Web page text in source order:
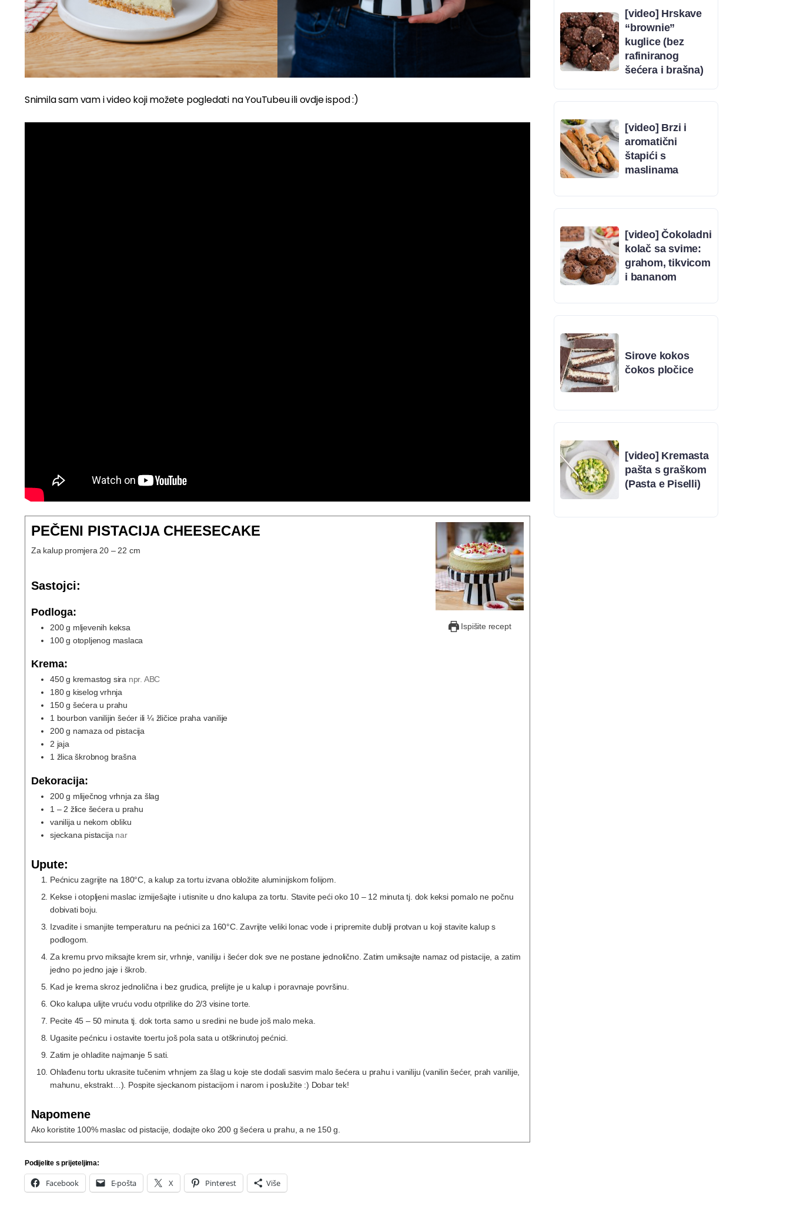
Snimila sam vam i video koji možete pogledati na YouTubeu ili ovdje ispod :)
Ispišite recept
PEČENI PISTACIJA CHEESECAKE
Za kalup promjera 20 – 22 cm
Sastojci:
Podloga:
200 g mljevenih keksa
100 g otopljenog maslaca
Krema:
450 g kremastog sira npr. ABC
180 g kiselog vrhnja
150 g šećera u prahu
1 bourbon vanilijin šećer ili ¼ žličice praha vanilije
200 g namaza od pistacija
2 jaja
1 žlica škrobnog brašna
Dekoracija:
200 g mliječnog vrhnja za šlag
1 – 2 žlice šećera u prahu
vanilija u nekom obliku
sjeckana pistacija nar
Upute:
Pećnicu zagrijte na 180°C, a kalup za tortu izvana obložite aluminijskom folijom.
Kekse i otopljeni maslac izmiješajte i utisnite u dno kalupa za tortu. Stavite peći oko 10 – 12 minuta tj. dok keksi pomalo ne počnu
dobivati boju.
Izvadite i smanjite temperaturu na pećnici za 160°C. Zavrijte veliki lonac vode i pripremite dublji protvan u koji stavite kalup s
podlogom.
Za kremu prvo miksajte krem sir, vrhnje, vaniliju i šećer dok sve ne postane jednolično. Zatim umiksajte namaz od pistacije, a zatim
jedno po jedno jaje i škrob.
Kad je krema skroz jednolična i bez grudica, prelijte je u kalup i poravnaje površinu.
Oko kalupa ulijte vruću vodu otprilike do 2/3 visine torte.
Pecite 45 – 50 minuta tj. dok torta samo u sredini ne bude još malo meka.
Ugasite pećnicu i ostavite toertu još pola sata u otškrinutoj pećnici.
Zatim je ohladite najmanje 5 sati.
Ohlađenu tortu ukrasite tučenim vrhnjem za šlag u koje ste dodali sasvim malo šećera u prahu i vaniliju (vanilin šećer, prah vanilije,
mahunu, ekstrakt…). Pospite sjeckanom pistacijom i narom i poslužite :) Dobar tek!
Napomene
Ako koristite 100% maslac od pistacije, dodajte oko 200 g šećera u prahu, a ne 150 g.
Podijelite s prijeteljima:
Facebook E-pošta X Pinterest Više
[video] Hrskave
“brownie”
kuglice (bez
rafiniranog
šećera i brašna)
[video] Brzi i
aromatični
štapići s
maslinama
[video] Čokoladni
kolač sa svime:
grahom, tikvicom
i bananom
Sirove kokos
čokos pločice
[video] Kremasta
pašta s graškom
(Pasta e Piselli)